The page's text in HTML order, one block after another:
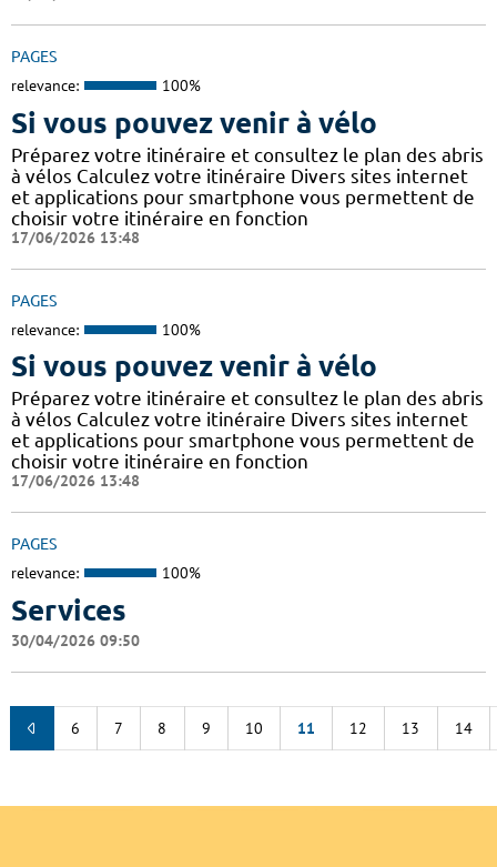
PAGES
relevance: 100%
Si vous pouvez venir à vélo
Préparez votre itinéraire et consultez le plan des abris
à vélos Calculez votre itinéraire Divers sites internet
et applications pour smartphone vous permettent de
choisir votre itinéraire en fonction
17/06/2026 13:48
PAGES
relevance: 100%
Si vous pouvez venir à vélo
Préparez votre itinéraire et consultez le plan des abris
à vélos Calculez votre itinéraire Divers sites internet
et applications pour smartphone vous permettent de
choisir votre itinéraire en fonction
17/06/2026 13:48
PAGES
relevance: 100%
Services
30/04/2026 09:50
6 7 8 9 10 11 12 13 14